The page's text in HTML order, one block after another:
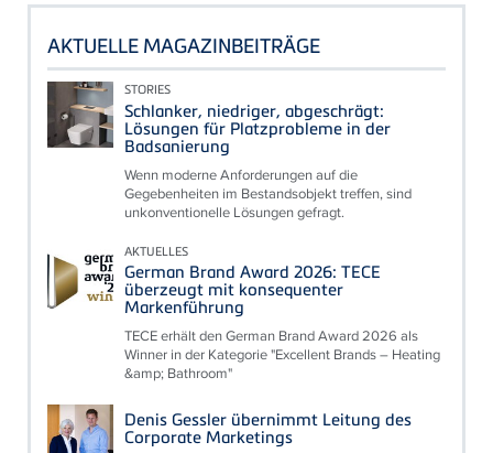
AKTUELLE MAGAZINBEITRÄGE
STORIES
Schlanker, niedriger, abgeschrägt:
Lösungen für Platzprobleme in der
Badsanierung
Wenn moderne Anforderungen auf die
Gegebenheiten im Bestandsobjekt treffen, sind
unkonventionelle Lösungen gefragt.
AKTUELLES
German Brand Award 2026: TECE
überzeugt mit konsequenter
Markenführung
TECE erhält den German Brand Award 2026 als
Winner in der Kategorie "Excellent Brands – Heating
&amp; Bathroom"
Denis Gessler übernimmt Leitung des
Corporate Marketings